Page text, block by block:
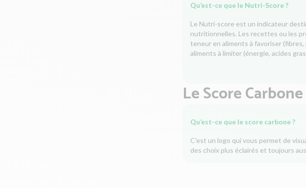
Qu’est-ce que le Nutri-Score ?
Le Nutri-score est un indicateur
nutritionnelles. Les recettes ou les
teneur en aliments à favoriser
aliments à limiter (énergie, acides
Le Score Carbone
Qu’est-ce que le score carbone ?
C'est un logo qui vous permet de
des choix plus éclairés et toujours